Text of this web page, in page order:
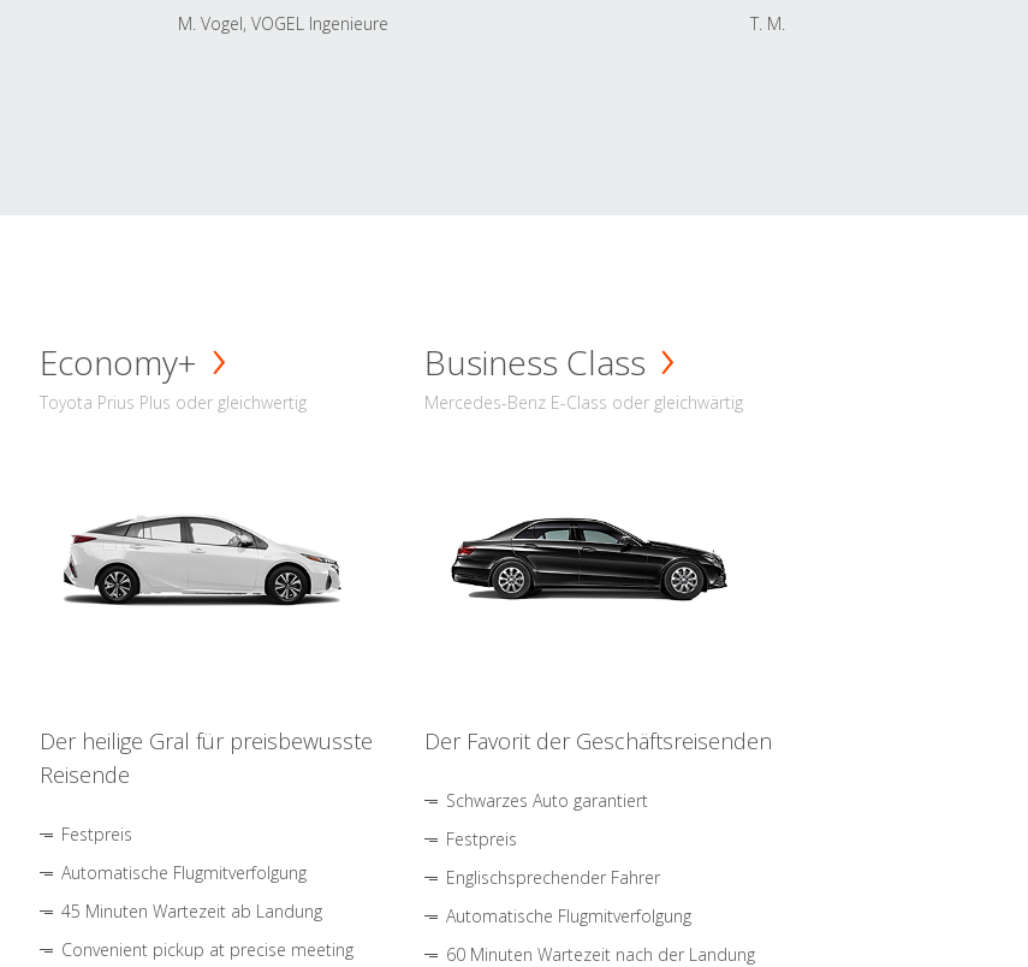
M. Vogel, VOGEL Ingenieure T. M.
Economy+
Toyota Prius Plus oder gleichwertig
Der heilige Gral für preisbewusste
Reisende
Festpreis
Automatische Flugmitverfolgung
45 Minuten Wartezeit ab Landung
Convenient pickup at precise meeting
Business Class
Mercedes-Benz E-Class oder gleichwärtig
Der Favorit der Geschäftsreisenden
Schwarzes Auto garantiert
Festpreis
Englischsprechender Fahrer
Automatische Flugmitverfolgung
60 Minuten Wartezeit nach der Landung